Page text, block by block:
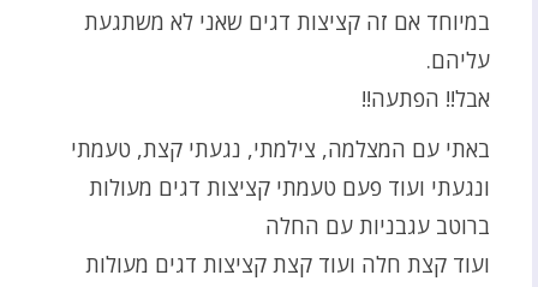
במיוחד אם זה קציצות דגים שאני לא משתגעת
עליהם.
אבל!! הפתעה!!
באתי עם המצלמה, צילמתי, נגעתי קצת, טעמתי
ונגעתי ועוד פעם טעמתי קציצות דגים מעולות
ברוטב עגבניות עם החלה
ועוד קצת חלה ועוד קצת קציצות דגים מעולות